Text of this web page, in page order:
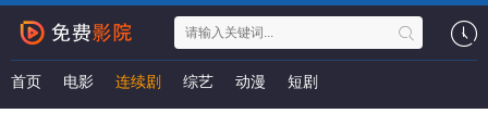
首页 电影 连续剧 综艺 动漫 短剧